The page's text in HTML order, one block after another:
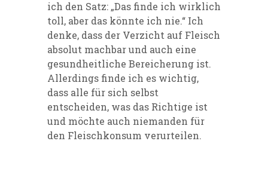
ich den Satz: „Das finde ich wirklich
toll, aber das könnte ich nie.“ Ich
denke, dass der Verzicht auf Fleisch
absolut machbar und auch eine
gesundheitliche Bereicherung ist.
Allerdings finde ich es wichtig,
dass alle für sich selbst
entscheiden, was das Richtige ist
und möchte auch niemanden für
den Fleischkonsum verurteilen.